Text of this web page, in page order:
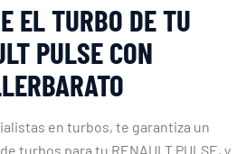
EL TURBO DE TU
PULSE CON
en turbos, te garantiza un
turbos para tu RENAULT PULSE, y